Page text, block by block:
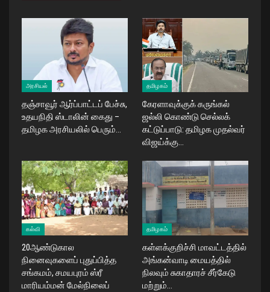
அரசியல்
தஞ்சாவூர் ஆர்ப்பாட்டப் பேச்சு,
உதயநிதி ஸ்டாலின் கைது –
தமிழக அரசியலில் பெரும்…
தமிழகம்
கேரளாவுக்குக் கருங்கல்
ஜல்லி கொண்டு செல்லக்
கட்டுப்பாடு: தமிழக முதல்வர்
விஜய்க்கு…
கல்வி
20ஆண்டுகால
நினைவுகளைப் புதுப்பித்த
சங்கமம், சமயபுரம் ஸ்ரீ
மாரியம்மன் மேல்நிலைப்
தமிழகம்
கள்ளக்குறிச்சி மாவட்டத்தில்
அங்கன்வாடி மையத்தில்
நிலவும் சுகாதாரச் சீர்கேடு
மற்றும்…